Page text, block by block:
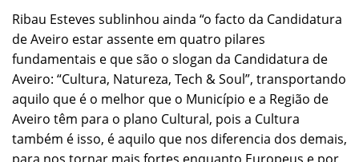
Ribau Esteves sublinhou ainda “o facto da Candidatura
de Aveiro estar assente em quatro pilares
fundamentais e que são o slogan da Candidatura de
Aveiro: “Cultura, Natureza, Tech & Soul”, transportando
aquilo que é o melhor que o Município e a Região de
Aveiro têm para o plano Cultural, pois a Cultura
também é isso, é aquilo que nos diferencia dos demais,